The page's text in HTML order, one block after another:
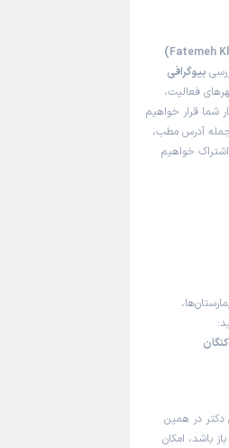
بیوگرافی
فعالیت،
شما قرار خواهیم
جمله آدرس مطب،
اشتراک خواهیم
دکتر در همین
باشد، امکان